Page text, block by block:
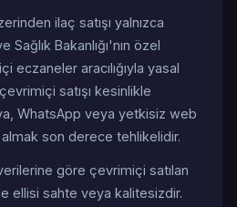
ilaç satışı yalnızca
Bakanlığı'nın özel
eczaneler aracılığıyla yasal
satışı kesinlikle
WhatsApp veya yetkisiz web
son derece tehlikelidir.
göre çevrimiçi satılan
ellisi sahte veya kalitesizdir.